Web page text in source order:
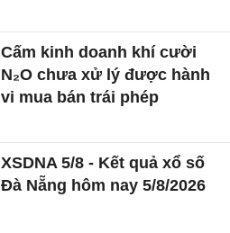
Cấm kinh doanh khí cười
N₂O chưa xử lý được hành
vi mua bán trái phép
XSDNA 5/8 - Kết quả xổ số
Đà Nẵng hôm nay 5/8/2026